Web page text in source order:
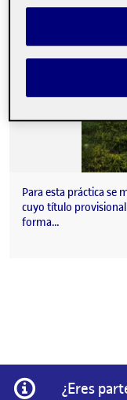
Para esta práctica se
cuyo título provisional
forma…
Información
¿Eres